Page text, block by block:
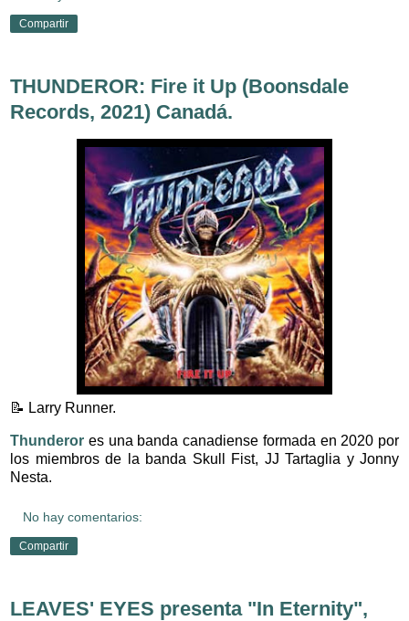
Compartir
THUNDEROR: Fire it Up (Boonsdale
Records, 2021) Canadá.
📝 Larry Runner.
Thunderor es una banda canadiense formada en 2020 por
los miembros de la banda Skull Fist, JJ Tartaglia y Jonny
Nesta.
No hay comentarios:
Compartir
LEAVES' EYES presenta "In Eternity",